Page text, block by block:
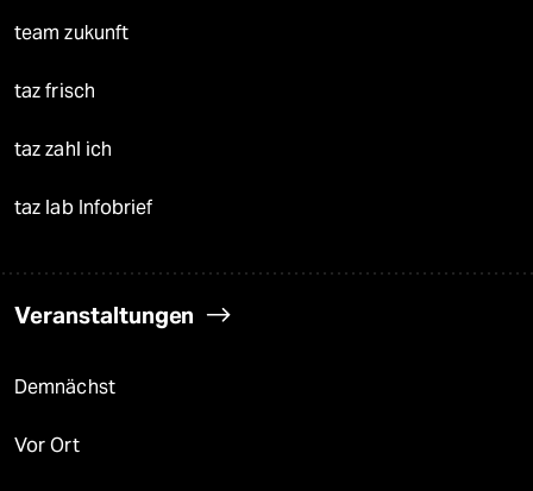
team zukunft
taz frisch
taz zahl ich
taz lab Infobrief
Veranstaltungen
Demnächst
Vor Ort